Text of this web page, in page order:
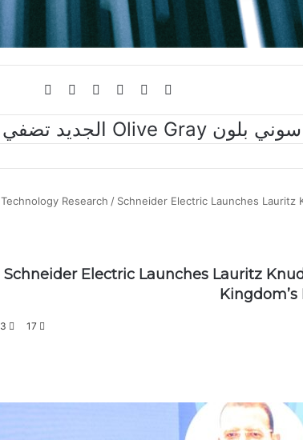
المظلم
تسجيل
الدخول
انستقرام يوتيوب تويترفيسبوك
Technology Research / Schneider Electric Launches Lauritz
Schneider Electric Launches Lauritz
17